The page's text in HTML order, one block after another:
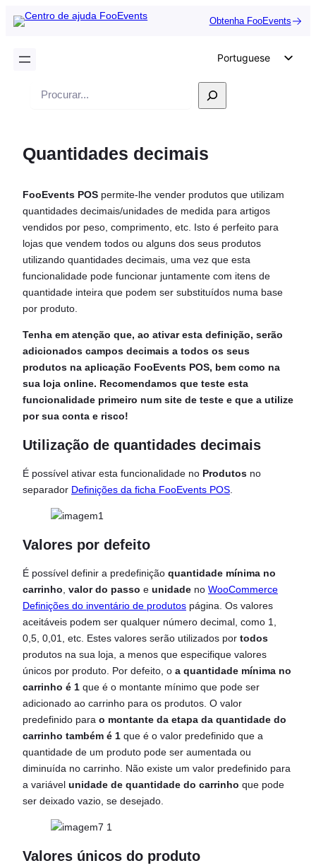
Obtenha FooEvents
Portuguese
English
German
French
Polish
Czech
Pesquisar
Quantidades decimais
FooEvents POS permite-lhe vender produtos que utilizam
quantidades decimais/unidades de medida para artigos
vendidos por peso, comprimento, etc. Isto é perfeito para
lojas que vendem todos ou alguns dos seus produtos
utilizando quantidades decimais, uma vez que esta
funcionalidade pode funcionar juntamente com itens de
quantidade inteira que podem ser substituídos numa base
por produto.
Tenha em atenção que, ao ativar esta definição, serão
adicionados campos decimais a todos os seus
produtos na aplicação FooEvents POS, bem como na
sua loja online. Recomendamos que teste esta
funcionalidade primeiro num site de teste e que a utilize
por sua conta e risco!
Utilização de quantidades decimais
É possível ativar esta funcionalidade no Produtos no
separador Definições da ficha FooEvents POS
Valores por defeito
É possível definir a predefinição quantidade mínima no
carrinho valor do passo e unidade no WooCommerce
Definições do inventário de produtos página. Os valores
aceitáveis podem ser qualquer número decimal, como 1,
0,5, 0,01, etc. Estes valores serão utilizados por todos
produtos na sua loja, a menos que especifique valores
únicos por produto. Por defeito, o a quantidade mínima no
carrinho é 1 que é o montante mínimo que pode ser
adicionado ao carrinho para os produtos. O valor
predefinido para o montante da etapa da quantidade do
carrinho também é 1 que é o valor predefinido que a
quantidade de um produto pode ser aumentada ou
diminuída no carrinho. Não existe um valor predefinido para
a variável unidade de quantidade do carrinho que pode
ser deixado vazio, se desejado.
Valores únicos do produto